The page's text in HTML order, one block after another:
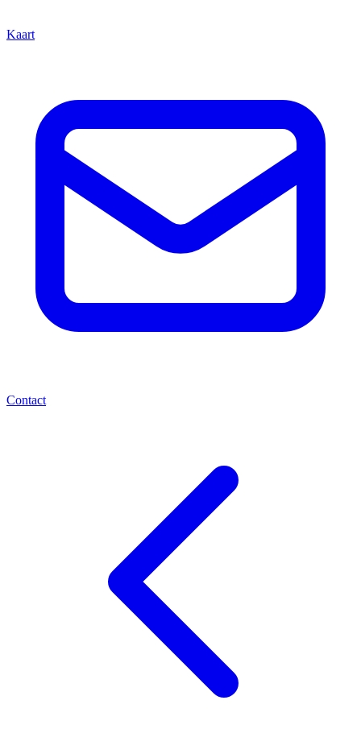
Kaart
Contact